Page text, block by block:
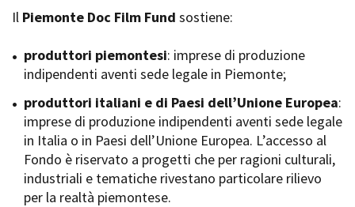
Piemonte Film Tv Fund
Piemonte Film Tv
Development Fund
Piemonte Doc Film Fund
Short Film Fund
PRODUCTION GUIDE
Società di produzione
Strutture di servizio
Locarno Film Festival
Cinematografica Venezia
Toronto International Film
Festa del Cinema di Roma
Torino Film Festival
David di Donatello
Nastri d’Argento
Premio Solinas
Il Piemonte Doc Film Fund sostiene:
produttori piemontesi: imprese di produzione
indipendenti aventi sede legale in Piemonte;
produttori italiani e di Paesi dell’Unione Europea:
imprese di produzione indipendenti aventi sede legale
in Italia o in Paesi dell’Unione Europea. L’accesso al
Fondo è riservato a progetti che per ragioni culturali,
industriali e tematiche rivestano particolare rilievo
per la realtà piemontese.